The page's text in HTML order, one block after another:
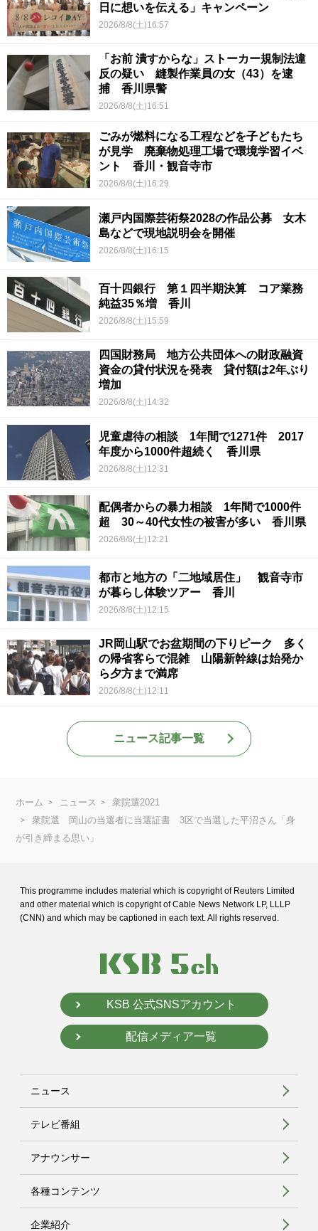
日に想いを伝える」キャンペーン
2026/8/8(土)16:57
「お前 潰すからな」ストーカー規制法違
反の疑い 縫製作業員の女（43）を逮
捕 香川県警
2026/8/8(土)16:51
ごみが燃料になる工程などを子どもたち
が見学 廃棄物処理工場で環境学習イベ
ント 香川・観音寺市
2026/8/8(土)16:29
瀬戸内国際芸術祭2028の作品公募 女木
島などで現地説明会を開催
2026/8/8(土)16:15
百十四銀行 第１四半期決算 コア業務
純益35％増 香川
2026/8/8(土)15:59
四国財務局 地方公共団体への財政融資
資金の貸付状況を発表 貸付額は2年ぶり
増加
2026/8/8(土)14:32
児童虐待の相談 1年間で1271件 2017
年度から1000件超続く 香川県
2026/8/8(土)12:31
配偶者からの暴力相談 1年間で1000件
超 30～40代女性の被害が多い 香川県
2026/8/8(土)12:21
都市と地方の「二地域居住」 観音寺市
が暮らし体験ツアー 香川
2026/8/8(土)12:15
JR岡山駅でお盆期間の下りピーク 多く
の帰省客らで混雑 山陽新幹線は始発か
ら夕方まで満席
2026/8/8(土)12:11
ニュース記事一覧
ホーム ニュース
衆院選2021
衆院選 岡山の当選者に当選証書 3区で当選した平沼さん「身
が引き締まる思い」
This programme includes material which is copyright of Reuters Limited
and other material which is copyright of Cable News Network LP, LLLP
(CNN) and which may be captioned in each text. All rights reserved.
KSB 公式SNSアカウント
配信メディア一覧
ニュース
テレビ番組
アナウンサー
各種コンテンツ
企業紹介